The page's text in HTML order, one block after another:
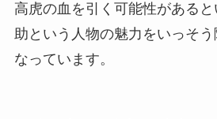
高虎の血を引く可能性がある
助という人物の魅力をいっそ
なっています。